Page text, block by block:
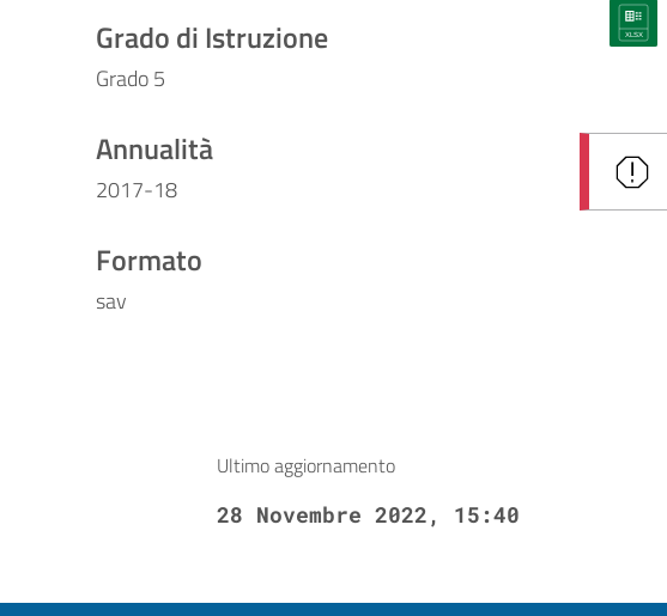
Grado di Istruzione
Grado 5
Annualità
2017-18
Formato
sav
Ultimo aggiornamento
28 Novembre 2022, 15:40